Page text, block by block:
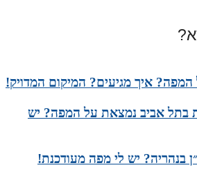
איך מגיעים? המיקום המדויק!
בתל אביב נמצאת על המפה? יש
בנהריה? יש לי מפה מעודכנת!